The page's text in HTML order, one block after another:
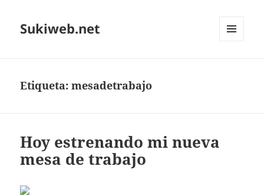
Sukiweb.net
Etiqueta:mesadetrabajo
Hoy estrenando mi nueva
mesa de trabajo